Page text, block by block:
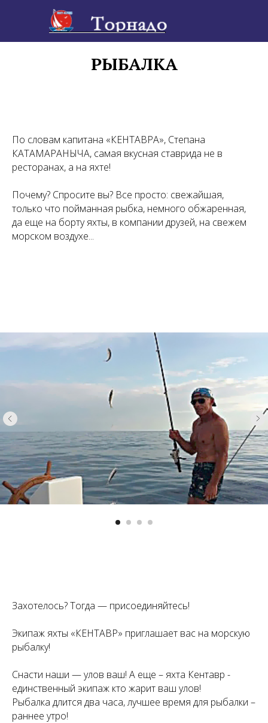
РЫБАЛКА
По словам капитана «КЕНТАВРА», Степана
КАТАМАРАНЫЧА, самая вкусная ставрида не в
ресторанах, а на яхте!
Почему? Спросите вы? Все просто: свежайшая,
только что пойманная рыбка, немного обжаренная,
да еще на борту яхты, в компании друзей, на свежем
морском воздухе...
Захотелось? Тогда — присоединяйтесь!
Экипаж яхты «КЕНТАВР» приглашает вас на морскую
рыбалку!
Снасти наши — улов ваш! А еще – яхта Кентавр -
единственный экипаж кто жарит ваш улов!
Рыбалка длится два часа, лучшее время для рыбалки –
раннее утро!